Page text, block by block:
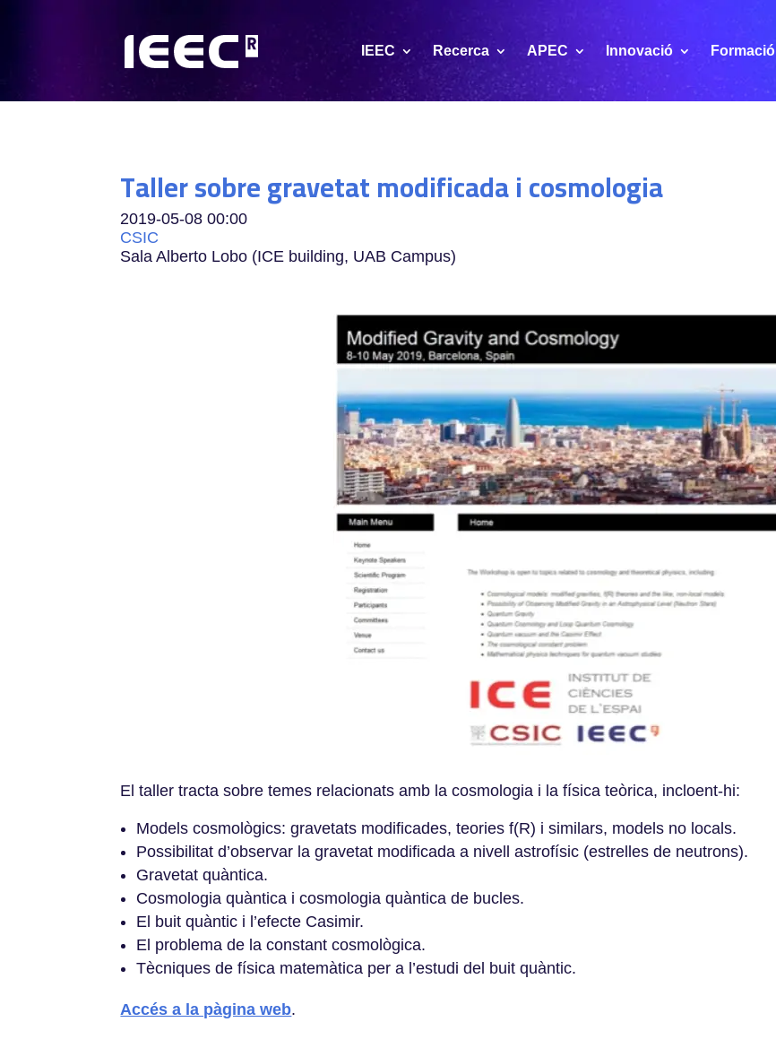
IEEC Recerca APEC Innovació Formació
Taller sobre gravetat modificada i cosmologia
2019-05-08 00:00
CSIC
Sala Alberto Lobo (ICE building, UAB Campus)
El taller tracta sobre temes relacionats amb la cosmologia i la física teòrica, incloent-hi:
Models cosmològics: gravetats modificades, teories f(R) i similars, models no locals.
Possibilitat d’observar la gravetat modificada a nivell astrofísic (estrelles de neutrons).
Gravetat quàntica.
Cosmologia quàntica i cosmologia quàntica de bucles.
El buit quàntic i l’efecte Casimir.
El problema de la constant cosmològica.
Tècniques de física matemàtica per a l’estudi del buit quàntic.
Accés a la pàgina web.